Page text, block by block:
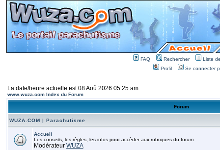
FAQ Rechercher
Liste
Profil
Se connecter
La date/heure actuelle est 08 Aoû 2026 05:25 am
www.wuza.com Index du Forum
Forum
WUZA.COM | Parachutisme
Accueil
Les conseils, les règles, les infos pour accèder aux rubriques du forum
Modérateur WUZA